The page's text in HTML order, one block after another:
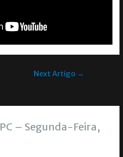
Next Artigo →
– Segunda-Feira,